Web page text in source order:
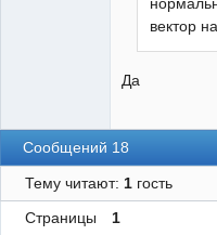
вектор
Да
Сообщений 18
Тему читают: 1гость
Страницы
1